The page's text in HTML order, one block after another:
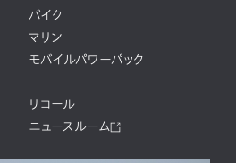
バイク
マリン
モバイルパワーパック
リコール
ニュースルーム